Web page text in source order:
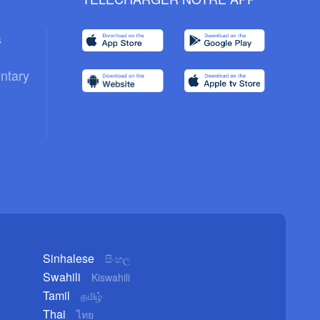
Sinhalese සිංහල
Swahili Kiswahili
Tamil தமிழ்
Thai ไทย